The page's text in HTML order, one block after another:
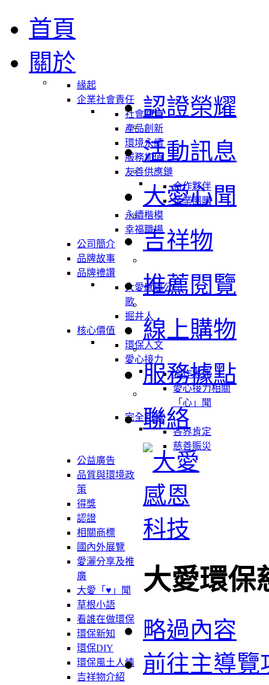
首頁
關於
緣起
企業社會責任
社會關懷
產品創新
環境永續
服務加值
友善供應鏈
合作夥伴
企業團購
永續楷模
幸福職場
公司簡介
品牌故事
品牌禮讚
大愛感恩公司
歌
掘井人
核心價值
環保人文
愛心接力
合作夥伴
愛心接力相關
「心」聞
完全回饋
各界肯定
慈善賑災
公益廣告
品質與環境政
策
認證榮耀
得獎
認證
相關商標
活動訊息
國內外展覽
愛灑分享及推
廣
大愛心聞
大愛「♥」聞
草根小語
看誰在做環保
環保新知
環保DIY
環保風土人情
吉祥物
吉祥物介紹
推薦閱覽
線上購物
服務據點
聯絡
大愛環保
略過內容
前往主導覽